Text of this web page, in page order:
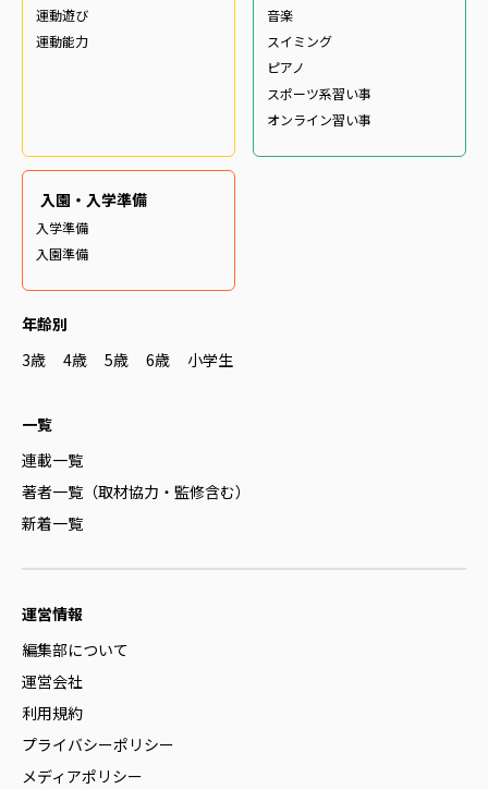
運動遊び
運動能力
音楽
スイミング
ピアノ
スポーツ系習い事
オンライン習い事
入園・入学準備
入学準備
入園準備
年齢別
3歳
4歳 5歳 6歳 小学生
一覧
連載一覧
著者一覧（取材協力・監修含む）
新着一覧
運営情報
編集部について
運営会社
利用規約
プライバシーポリシー
メディアポリシー